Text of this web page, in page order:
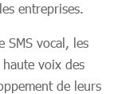
entreprises.
SMS vocal, les
voix des
de leurs